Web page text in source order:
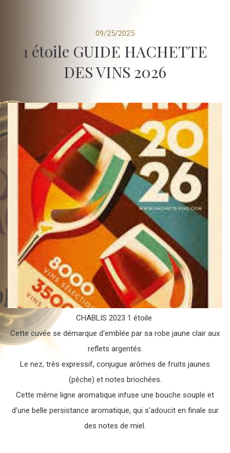
09/25/2025
1 étoile GUIDE HACHETTE
DES VINS 2026
CHABLIS 2023 1 étoile
Cette cuvée se démarque d'emblée par sa robe jaune clair aux
reflets argentés.
Le nez, très expressif, conjugue arômes de fruits jaunes
(pêche) et notes briochées.
Cette même ligne aromatique infuse une bouche souple et
d'une belle persistance aromatique, qui s'adoucit en finale sur
des notes de miel.